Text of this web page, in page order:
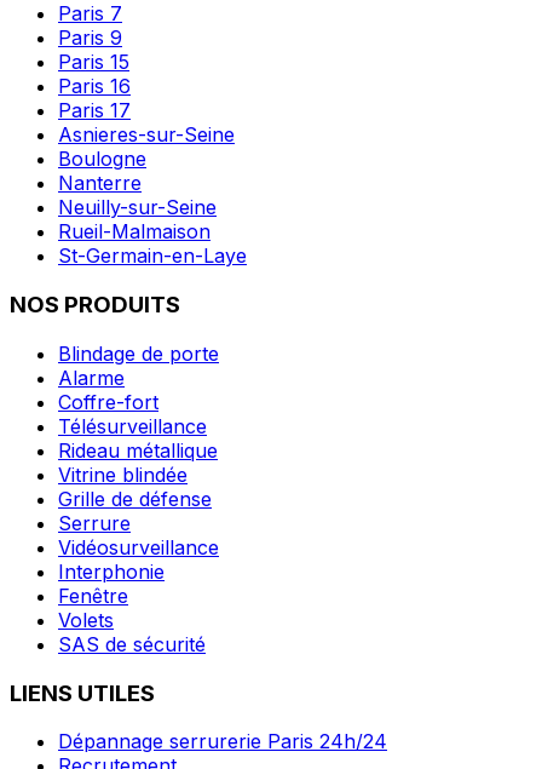
Paris 7
Paris 9
Paris 15
Paris 16
Paris 17
Asnieres-sur-Seine
Boulogne
Nanterre
Neuilly-sur-Seine
Rueil-Malmaison
St-Germain-en-Laye
NOS PRODUITS
Blindage de porte
Alarme
Coffre-fort
Télésurveillance
Rideau métallique
Vitrine blindée
Grille de défense
Serrure
Vidéosurveillance
Interphonie
Fenêtre
Volets
SAS de sécurité
LIENS UTILES
Dépannage serrurerie Paris 24h/24